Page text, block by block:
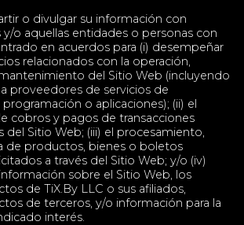
o divulgar su información con
y/o aquellas entidades o personas con
en acuerdos para (i) desempeñar
relacionados con la operación,
del Sitio Web (incluyendo
proveedores de servicios de
o aplicaciones); (ii) el
cobros y pagos de transacciones
del Sitio Web; (iii) el procesamiento,
de productos, bienes o boletos
a través del Sitio Web; y/o (iv)
sobre el Sitio Web, los
de TiX.By LLC o sus afiliados,
de terceros, y/o información para la
interés.